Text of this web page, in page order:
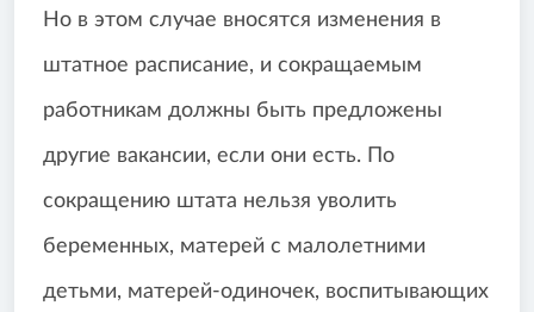
Но в этом случае вносятся изменения в
штатное расписание, и сокращаемым
работникам должны быть предложены
другие вакансии, если они есть. По
сокращению штата нельзя уволить
беременных, матерей с малолетними
детьми, матерей-одиночек, воспитывающих